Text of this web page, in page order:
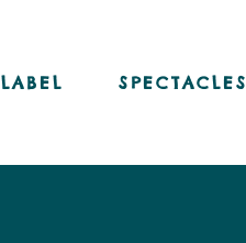
LABEL SPECTACLES
Nos livres-disques